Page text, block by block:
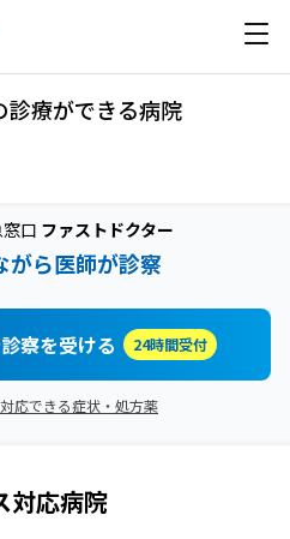
診療ができる病院
口 ファストドクター
がら医師が診察
察を受ける 24時間受付
応できる症状・処方薬
対応病院